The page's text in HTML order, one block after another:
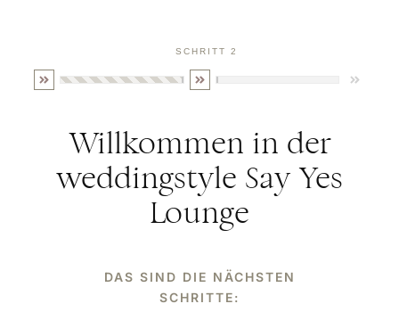
SCHRITT 2
Willkommen in der
weddingstyle Say Yes
Lounge
DAS SIND DIE NÄCHSTEN
SCHRITTE: